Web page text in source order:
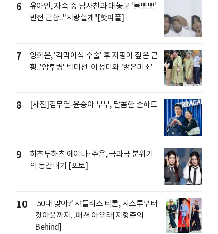
6
유아인, 자숙 중 남사친과 대놓고 '볼뽀뽀'
반전 근황.."사랑할게"[핫피플]
7
양희은, '각막이식 수술' 후 지팡이 짚은 근
황..'암투병' 박미선·이성미와 '밝은미소'
8 [사진]김무열-윤승아 부부, 달콤한 손하트
9
하츠투하츠 에이나·주은, 극과극 분위기
의 동갑내기 [포토]
10
'50대 맞아?' 샤를리즈 테론, 시스루부터
컷아웃까지...패션 아우라[지형준의
Behind]